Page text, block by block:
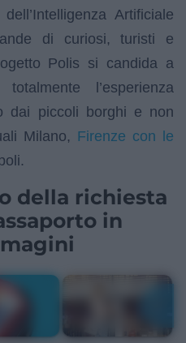
Artificiale
di curiosi, turisti e
Polis si candida a
l’esperienza
dai piccoli borghi e non
Milano, Firenze con le
della richiesta
in